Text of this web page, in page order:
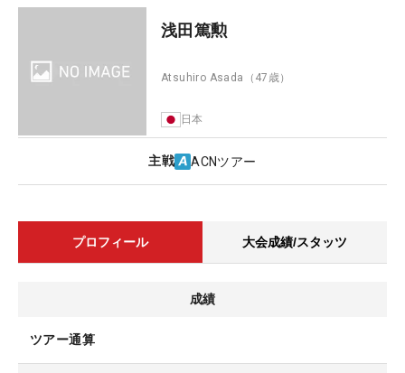
浅田篤勲
Atsuhiro Asada （47歳）
日本
主戦 ACNツアー
プロフィール 大会成績/スタッツ
成績
ツアー通算